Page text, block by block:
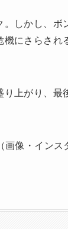
しかし、ボ
にさらされ
上がり、最
像・イン